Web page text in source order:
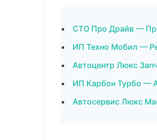
СТО Про Драйв —
ИП Техно Мобил —
Автоцентр Люкс
ИП Карбон Турбо —
Автосервис Люкс